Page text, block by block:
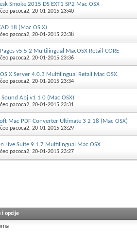
Smoke 2015 DS EXT1 SP2 Mac OSX
pacoca2, 20-01-2015 23:40
18 (Mac OS X)
pacoca2, 20-01-2015 23:38
v5 5 2 Multilingual MacOSX Retail-CORE
pacoca2, 20-01-2015 23:36
X Server 4.0.3 Multilingual Retail Mac OSX
pacoca2, 20-01-2015 23:34
Abj v1 1 0 (Mac OSX)
pacoca2, 20-01-2015 23:31
Mac PDF Converter Ultimate 3 2 18 (Mac OSX)
pacoca2, 20-01-2015 23:29
Live Suite 9.1.7 Multilingual Mac OSX
pacoca2, 20-01-2015 23:27
i opcije